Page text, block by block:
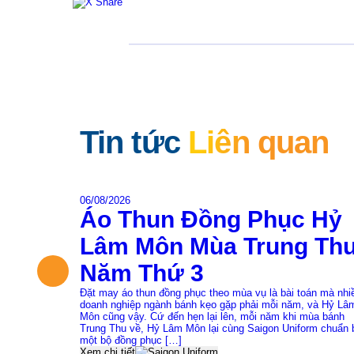
Tin tức Liên quan
06/08/2026
Áo Thun Đồng Phục Hỷ
Lâm Môn Mùa Trung
Năm Thứ 3
Đặt may áo thun đồng phục theo mùa vụ là bài toán mà
doanh nghiệp ngành bánh kẹo gặp phải mỗi năm, và Hỷ
Môn cũng vậy. Cứ đến hẹn lại lên, mỗi năm khi mùa bánh
Trung Thu về, Hỷ Lâm Môn lại cùng Saigon Uniform chuẩn
một bộ đồng phục […]